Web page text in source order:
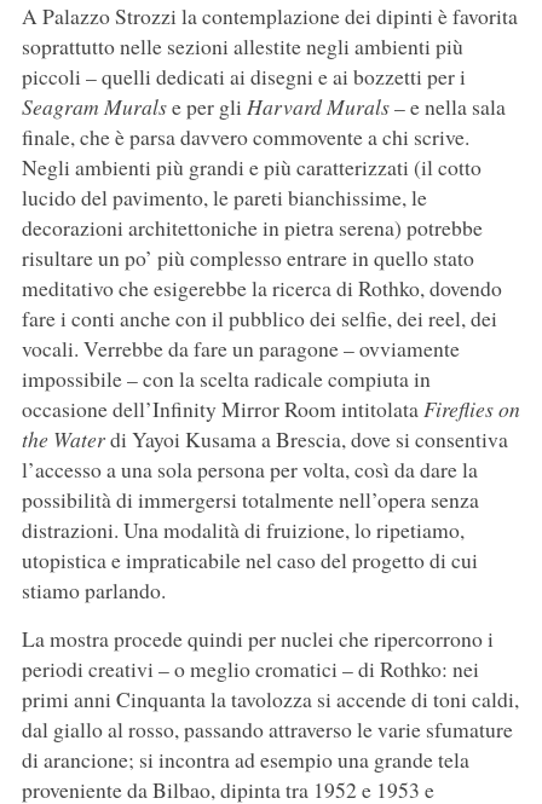
A Palazzo Strozzi la contemplazione dei dipinti è favorita
soprattutto nelle sezioni allestite negli ambienti più
piccoli – quelli dedicati ai disegni e ai bozzetti per i
Seagram Muralse per gli Harvard Murals– e nella sala
finale, che è parsa davvero commovente a chi scrive.
Negli ambienti più grandi e più caratterizzati (il cotto
lucido del pavimento, le pareti bianchissime, le
decorazioni architettoniche in pietra serena) potrebbe
risultare un po’ più complesso entrare in quello stato
meditativo che esigerebbe la ricerca di Rothko, dovendo
fare i conti anche con il pubblico dei selfie, dei reel, dei
vocali. Verrebbe da fare un paragone – ovviamente
impossibile – con la scelta radicale compiuta in
occasione dell’Infinity Mirror Room intitolataFireflies on
the Waterdi Yayoi Kusama a Brescia, dove si consentiva
l’accesso a una sola persona per volta, così da dare la
possibilità di immergersi totalmente nell’opera senza
distrazioni. Una modalità di fruizione, lo ripetiamo,
utopistica e impraticabile nel caso del progetto di cui
stiamo parlando.
La mostra procede quindi per nuclei che ripercorrono i
periodi creativi – o meglio cromatici – di Rothko: nei
primi anni Cinquanta la tavolozza si accende di toni caldi,
dal giallo al rosso, passando attraverso le varie sfumature
di arancione; si incontra ad esempio una grande tela
proveniente da Bilbao, dipinta tra 1952 e 1953 e